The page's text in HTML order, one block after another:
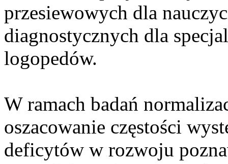
przesiewowych dla
diagnostycznych dla
logopedów.
W ramach badań
oszacowanie częstości
deficytów w rozwoju